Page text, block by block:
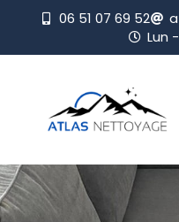
06 51 07 69 52
Lun